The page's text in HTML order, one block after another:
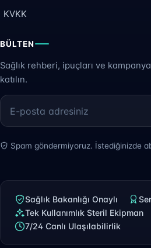
KVKK
BÜLTEN
Sağlık rehberi, ipuçları ve
katılın.
Spam göndermiyoruz. İstediğinizde
Sağlık Bakanlığı Onaylı
Tek Kullanımlık Steril Ekipman
7/24 Canlı Ulaşılabilirlik